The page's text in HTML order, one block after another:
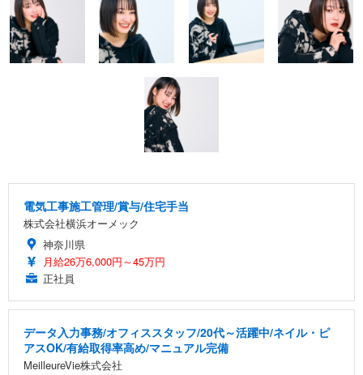
電気工事施工管理/賞与/住宅手当
株式会社横浜オーメック
神奈川県
月給26万6,000円～45万円
正社員
データ入力事務/オフィススタッフ/20代～活躍中/ネイル・ピ
アスOK/有給取得率高め/マニュアル完備
MeilleureVie株式会社